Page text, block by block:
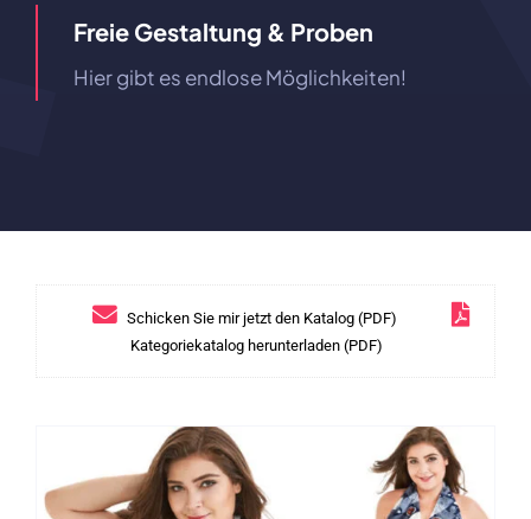
Freie Gestaltung & Proben
Hier gibt es endlose Möglichkeiten!
Schicken Sie mir jetzt den Katalog (PDF)
Kategoriekatalog herunterladen (PDF)